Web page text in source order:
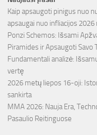
Kaip apsaugoti pinigus nuo
apsaugai nuo infliacijos
Ponzi Schemos: Išsami
Piramides ir Apsaugoti Savo
Fundamentali analizė:
vertę
2026 metų liepos 16-oji:
sankirta
MMA 2026: Nauja Era,
Pasaulio Reitinguose